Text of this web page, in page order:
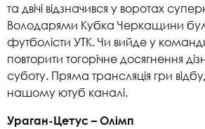
та двічі відзначився у воротах
Володарями Кубка Черкащини
футболісти УТК. Чи вийде у
повторити тогорічне досягнення
суботу. Пряма трансляція гри
нашому ютуб каналі.
Ураган-Цетус – Олімп